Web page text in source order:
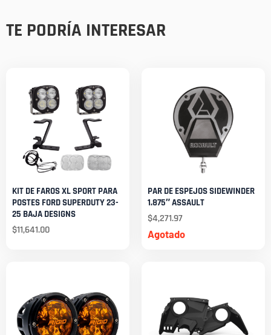
TE PODRÍA INTERESAR
KIT DE FAROS XL SPORT PARA
POSTES FORD SUPERDUTY 23-
25 BAJA DESIGNS
$11,641.00 Agotado
PAR DE ESPEJOS SIDEWINDER
1.875″ ASSAULT
$4,271.97